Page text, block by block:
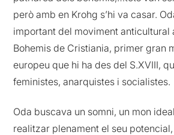
però amb en Krohg s’hi va casar.
important del moviment anticultural
Bohemis de Cristiania, primer gran
europeu que hi ha des del S.XVIII,
feministes, anarquistes i socialistes.
Oda buscava un somni, un mon
realitzar plenament el seu